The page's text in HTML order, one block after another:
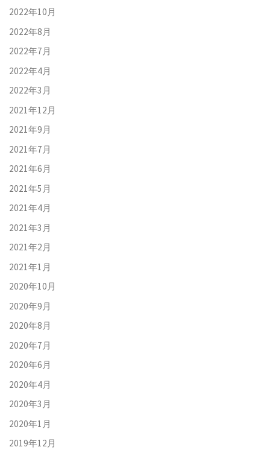
2022年10月
2022年8月
2022年7月
2022年4月
2022年3月
2021年12月
2021年9月
2021年7月
2021年6月
2021年5月
2021年4月
2021年3月
2021年2月
2021年1月
2020年10月
2020年9月
2020年8月
2020年7月
2020年6月
2020年4月
2020年3月
2020年1月
2019年12月